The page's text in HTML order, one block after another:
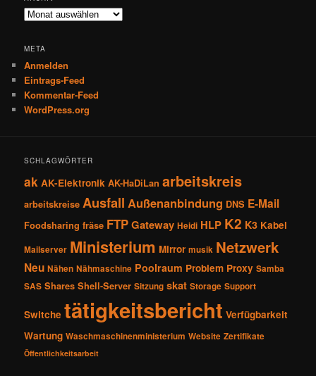
Archiv
META
Anmelden
Eintrags-Feed
Kommentar-Feed
WordPress.org
SCHLAGWÖRTER
ak AK-Elektronik AK-HaDiLan arbeitskreis
arbeitskreise Ausfall Außenanbindung DNS E-Mail
Foodsharing fräse FTPGateway Heidi HLP K2 K3 Kabel
Mailserver Ministerium Mirror musik Netzwerk
Neu Nähen Nähmaschine Poolraum Problem Proxy Samba
SAS Shares Shell-Server Sitzung skat Storage Support
Switche tätigkeitsbericht Verfügbarkeit
Wartung Waschmaschinenministerium Website Zertifikate
Öffentlichkeitsarbeit